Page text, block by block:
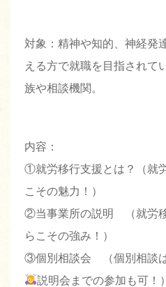
対象：精神や知的、神経発
える方で就職を目指されて
族や相談機関。
内容：
①就労移行支援とは？（就
こその魅力！）
②当事業所の説明 （就労
らこその強み！）
③個別相談会 （個別相談
説明会までの参加も可！）